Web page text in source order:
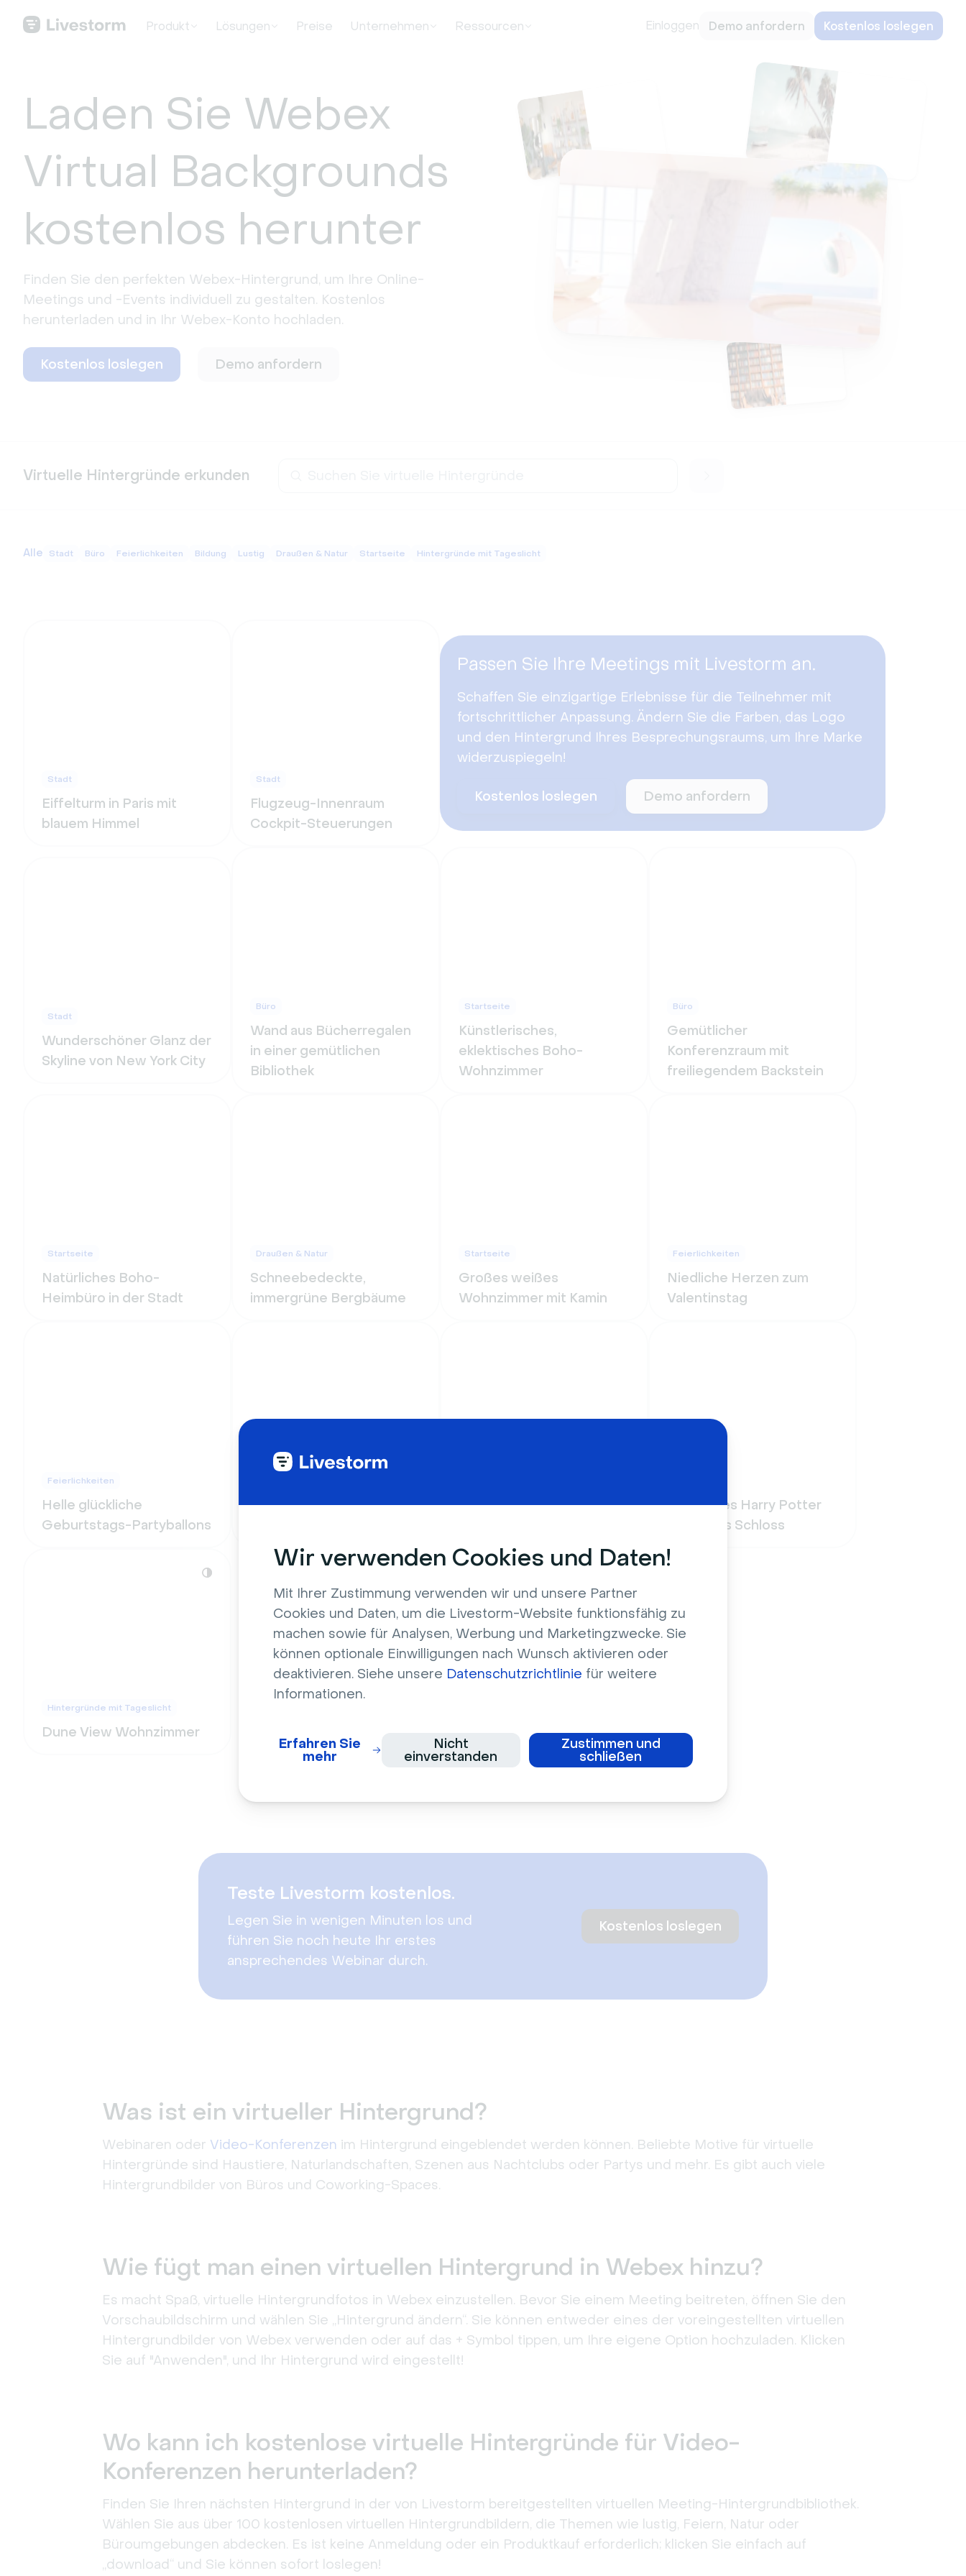
Wir verwenden Cookies und Daten!
Mit Ihrer Zustimmung verwenden wir und unsere Partner
Cookies und Daten, um die Livestorm-Website funktionsfähig zu
machen sowie für Analysen, Werbung und Marketingzwecke. Sie
können optionale Einwilligungen nach Wunsch aktivieren oder
deaktivieren. Siehe unsere Datenschutzrichtlinie für weitere
Informationen.
Zustimmen und
schließen
Nicht
einverstanden
Erfahren Sie
mehr
Produkt Lösungen Preise Unternehmen Ressourcen Einloggen Demo anfordern Kostenlos loslegen
Laden Sie Webex
Virtual Backgrounds
kostenlos herunter
Finden Sie den perfekten Webex-Hintergrund, um Ihre Online-
Meetings und -Events individuell zu gestalten. Kostenlos
herunterladen und in Ihr Webex-Konto hochladen.
Kostenlos loslegen Demo anfordern
Virtuelle Hintergründe erkunden
Alle Stadt Büro Feierlichkeiten Bildung Lustig Draußen & Natur Startseite Hintergründe mit Tageslicht
Stadt
Eiffelturm in Paris mit
blauem Himmel
Stadt
Flugzeug-Innenraum
Cockpit-Steuerungen
Passen Sie Ihre Meetings mit Livestorm an.
Schaffen Sie einzigartige Erlebnisse für die Teilnehmer mit
fortschrittlicher Anpassung. Ändern Sie die Farben, das Logo
und den Hintergrund Ihres Besprechungsraums, um Ihre Marke
widerzuspiegeln!
Kostenlos loslegen Demo anfordern
Stadt
Wunderschöner Glanz der
Skyline von New York City
Büro
Wand aus Bücherregalen
in einer gemütlichen
Bibliothek
Startseite
Künstlerisches,
eklektisches Boho-
Wohnzimmer
Büro
Gemütlicher
Konferenzraum mit
freiliegendem Backstein
Startseite
Natürliches Boho-
Heimbüro in der Stadt
Draußen & Natur
Schneebedeckte,
immergrüne Bergbäume
Startseite
Großes weißes
Wohnzimmer mit Kamin
Feierlichkeiten
Niedliche Herzen zum
Valentinstag
Feierlichkeiten
Helle glückliche
Geburtstags-Partyballons
Vintage-Bibliothek mit
Schöner rosa Glitzer-
Magisches Harry Potter
Hogwarts Schloss
Hintergründe mit Tageslicht
Dune View Wohnzimmer
Teste Livestorm kostenlos.
Legen Sie in wenigen Minuten los und
führen Sie noch heute Ihr erstes
ansprechendes Webinar durch.
Kostenlos loslegen
Was ist ein virtueller Hintergrund?
Webinaren oder Video-Konferenzen im Hintergrund eingeblendet werden können. Beliebte Motive für virtuelle
Hintergründe sind Haustiere, Naturlandschaften, Szenen aus Nachtclubs oder Partys und mehr. Es gibt auch viele
Hintergrundbilder von Büros und Coworking-Spaces.
Wie fügt man einen virtuellen Hintergrund in Webex hinzu?
Es macht Spaß, virtuelle Hintergrundfotos in Webex einzustellen. Bevor Sie einem Meeting beitreten, öffnen Sie den
Vorschaubildschirm und wählen Sie „Hintergrund ändern“. Sie können entweder eines der voreingestellten virtuellen
Hintergrundbilder von Webex verwenden oder auf das + Symbol tippen, um Ihre eigene Option hochzuladen. Klicken
Sie auf "Anwenden", und Ihr Hintergrund wird eingestellt!
Wo kann ich kostenlose virtuelle Hintergründe für Video-
Konferenzen herunterladen?
Finden Sie Ihren nächsten Hintergrund in der von Livestorm bereitgestellten virtuellen Meeting-Hintergrundbibliothek.
Wählen Sie aus über 100 kostenlosen virtuellen Hintergrundbildern, die Themen wie lustig, Feiern, Natur oder
Büroumgebungen abdecken. Es ist keine Anmeldung oder ein Produktkauf erforderlich; klicken Sie einfach auf
„download“ und Sie können sofort loslegen!